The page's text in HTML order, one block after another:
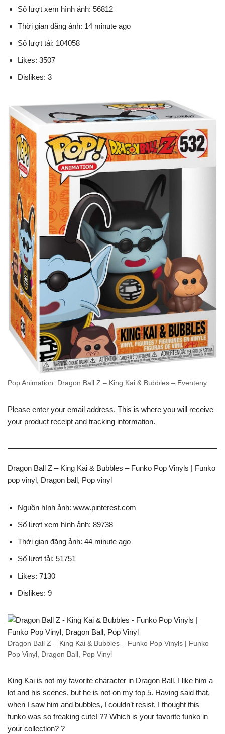
Số lượt xem hình ảnh: 56812
Thời gian đăng ảnh: 14 minute ago
Số lượt tải: 104058
Likes: 3507
Dislikes: 3
Pop Animation: Dragon Ball Z – King Kai & Bubbles – Eventeny
Please enter your email address. This is where you will receive
your product receipt and tracking information.
Dragon Ball Z – King Kai & Bubbles – Funko Pop Vinyls | Funko
pop vinyl, Dragon ball, Pop vinyl
Nguồn hình ảnh: www.pinterest.com
Số lượt xem hình ảnh: 89738
Thời gian đăng ảnh: 44 minute ago
Số lượt tải: 51751
Likes: 7130
Dislikes: 9
Dragon Ball Z – King Kai & Bubbles – Funko Pop Vinyls | Funko
Pop Vinyl, Dragon Ball, Pop Vinyl
King Kai is not my favorite character in Dragon Ball, I like him a
lot and his scenes, but he is not on my top 5. Having said that,
when I saw him and bubbles, I couldn’t resist, I thought this
funko was so freaking cute! ?? Which is your favorite funko in
your collection? ?